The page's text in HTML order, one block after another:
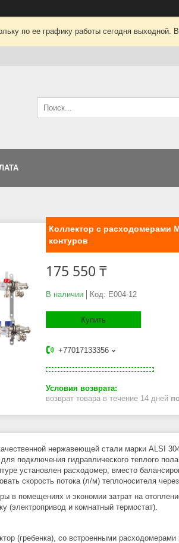
по ее графику работы сегодня выходной.
Коллектор с расходомерами
контуров
175 550 ₸
В наличии Код: E004-12
Купить
+77017133356
возврат товара в течение 14 дней
нержавеющей стали марки ALSI
подключения гидравлического теплого
установлен расходомер, вместо
скорость потока (л/м) теплоносителя через
в помещениях и экономии затрат на
(электропривод и комнатный термостат).
(гребенка), со встроенными